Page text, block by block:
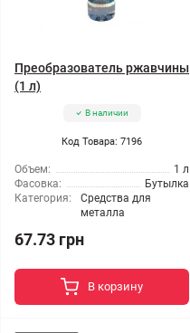
Преобразователь ржавчины
(1 л)
В наличии
Код Товара: 7196
Объем:
1 л
Фасовка:
Бутылка
Категория:
Средства для
металла
67.73 грн
В корзину